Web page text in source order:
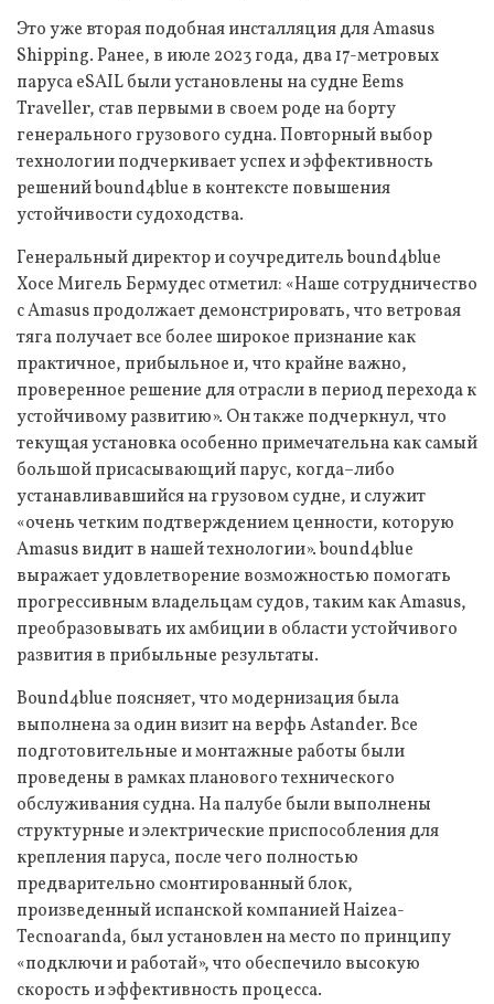
Это уже вторая подобная инсталляция для Amasus
Shipping. Ранее, в июле 2023 года, два 17-метровых
паруса eSAIL были установлены на судне Eems
Traveller, став первыми в своем роде на борту
генерального грузового судна. Повторный выбор
технологии подчеркивает успех и эффективность
решений bound4blue в контексте повышения
устойчивости судоходства.
Генеральный директор и соучредитель bound4blue
Хосе Мигель Бермудес отметил: «Наше сотрудничество
с Amasus продолжает демонстрировать, что ветровая
тяга получает все более широкое признание как
практичное, прибыльное и, что крайне важно,
проверенное решение для отрасли в период перехода к
устойчивому развитию». Он также подчеркнул, что
текущая установка особенно примечательна как самый
большой присасывающий парус, когда–либо
устанавливавшийся на грузовом судне, и служит
«очень четким подтверждением ценности, которую
Amasus видит в нашей технологии». bound4blue
выражает удовлетворение возможностью помогать
прогрессивным владельцам судов, таким как Amasus,
преобразовывать их амбиции в области устойчивого
развития в прибыльные результаты.
Bound4blue поясняет, что модернизация была
выполнена за один визит на верфь Astander. Все
подготовительные и монтажные работы были
проведены в рамках планового технического
обслуживания судна. На палубе были выполнены
структурные и электрические приспособления для
крепления паруса, после чего полностью
предварительно смонтированный блок,
произведенный испанской компанией Haizea-
Tecnoaranda, был установлен на место по принципу
«подключи и работай», что обеспечило высокую
скорость и эффективность процесса.